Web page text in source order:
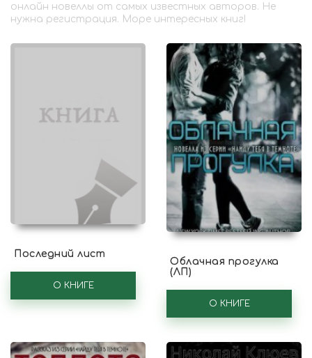
онлайн новеллы от самых известных авторов. Не
нужна регистрация. Море интересных книг!
Последний лист
О КНИГЕ
Облачная прогулка
(ЛП)
О КНИГЕ